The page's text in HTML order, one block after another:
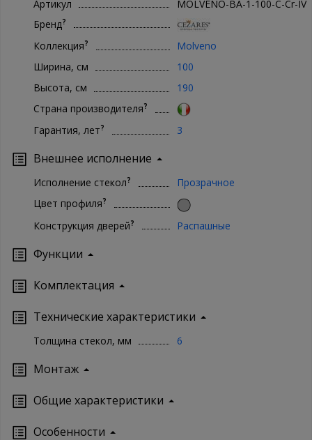
Артикул
MOLVENO-BA-1-100-C-Cr-IV
Бренд?
Коллекция?
Molveno
Ширина, см
100
Высота, см
190
Страна производителя?
Гарантия, лет? 3
Внешнее исполнение
Исполнение стекол?
Прозрачное
Цвет профиля?
Конструкция дверей? Распашные
Функции
Комплектация
Технические характеристики
Толщина стекол, мм 6
Монтаж
Oбщие характеристики
Особенности